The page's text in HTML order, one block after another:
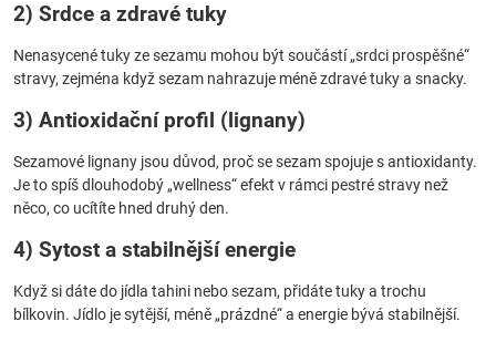
2) Srdce a zdravé tuky
Nenasycené tuky ze sezamu mohou být součástí „srdci prospěšné“
stravy, zejména když sezam nahrazuje méně zdravé tuky a snacky.
3) Antioxidační profil (lignany)
Sezamové lignany jsou důvod, proč se sezam spojuje s antioxidanty.
Je to spíš dlouhodobý „wellness“ efekt v rámci pestré stravy než
něco, co ucítíte hned druhý den.
4) Sytost a stabilnější energie
Když si dáte do jídla tahini nebo sezam, přidáte tuky a trochu
bílkovin. Jídlo je sytější, méně „prázdné“ a energie bývá stabilnější.